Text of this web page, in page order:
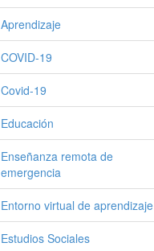
Aprendizaje
COVID-19
Covid-19
Educación
Enseñanza remota de
emergencia
Entorno virtual de aprendizaje
Estudios Sociales